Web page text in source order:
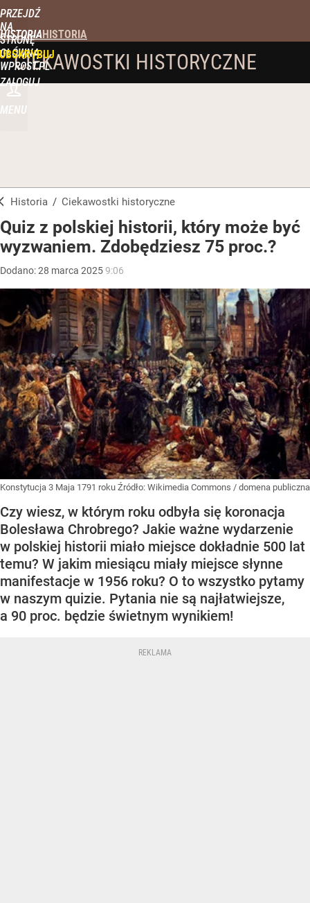
PRZEJDŹ
NA
STRONĘ
GŁÓWNĄ
WPROST.PL
HISTORIA
ZALOGUJ
MENU
CIEKAWOSTKI HISTORYCZNE
Historia / Ciekawostki historyczne
Quiz z polskiej historii, który może być
wyzwaniem. Zdobędziesz 75 proc.?
Dodano:28 marca 20259:06
Konstytucja 3 Maja 1791 roku Źródło: Wikimedia Commons / domena publiczna
Czy wiesz, w którym roku odbyła się koronacja
Bolesława Chrobrego? Jakie ważne wydarzenie
w polskiej historii miało miejsce dokładnie 500 lat
temu? W jakim miesiącu miały miejsce słynne
manifestacje w 1956 roku? O to wszystko pytamy
w naszym quizie. Pytania nie są najłatwiejsze,
a 90 proc. będzie świetnym wynikiem!